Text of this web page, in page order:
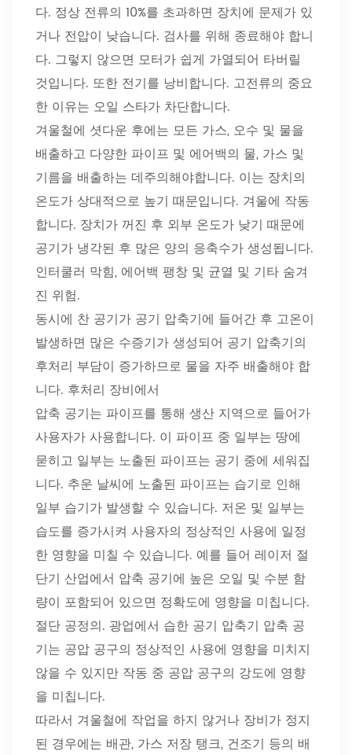
다. 정상 전류의 10%를 초과하면 장치에 문제가 있
거나 전압이 낮습니다. 검사를 위해 종료해야 합니
다. 그렇지 않으면 모터가 쉽게 가열되어 타버릴
것입니다. 또한 전기를 낭비합니다. 고전류의 중요
한 이유는 오일 스타가 차단합니다.
겨울철에 셧다운 후에는 모든 가스, 오수 및 물을
배출하고 다양한 파이프 및 에어백의 물, 가스 및
기름을 배출하는 데주의해야합니다. 이는 장치의
온도가 상대적으로 높기 때문입니다. 겨울에 작동
합니다. 장치가 꺼진 후 외부 온도가 낮기 때문에
공기가 냉각된 후 많은 양의 응축수가 생성됩니다.
인터쿨러 막힘, 에어백 팽창 및 균열 및 기타 숨겨
진 위험.
동시에 찬 공기가 공기 압축기에 들어간 후 고온이
발생하면 많은 수증기가 생성되어 공기 압축기의
후처리 부담이 증가하므로 물을 자주 배출해야 합
니다. 후처리 장비에서
압축 공기는 파이프를 통해 생산 지역으로 들어가
사용자가 사용합니다. 이 파이프 중 일부는 땅에
묻히고 일부는 노출된 파이프는 공기 중에 세워집
니다. 추운 날씨에 노출된 파이프는 습기로 인해
일부 습기가 발생할 수 있습니다. 저온 및 일부는
습도를 증가시켜 사용자의 정상적인 사용에 일정
한 영향을 미칠 수 있습니다. 예를 들어 레이저 절
단기 산업에서 압축 공기에 높은 오일 및 수분 함
량이 포함되어 있으면 정확도에 영향을 미칩니다.
절단 공정의. 광업에서 습한 공기 압축기 압축 공
기는 공압 공구의 정상적인 사용에 영향을 미치지
않을 수 있지만 작동 중 공압 공구의 강도에 영향
을 미칩니다.
따라서 겨울철에 작업을 하지 않거나 장비가 정지
된 경우에는 배관, 가스 저장 탱크, 건조기 등의 배